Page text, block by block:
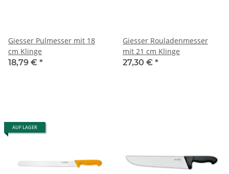
Giesser Pulmesser mit 18
cm Klinge
18,79 € *
Giesser Rouladenmesser
mit 21 cm Klinge
27,30 € *
AUF LAGER